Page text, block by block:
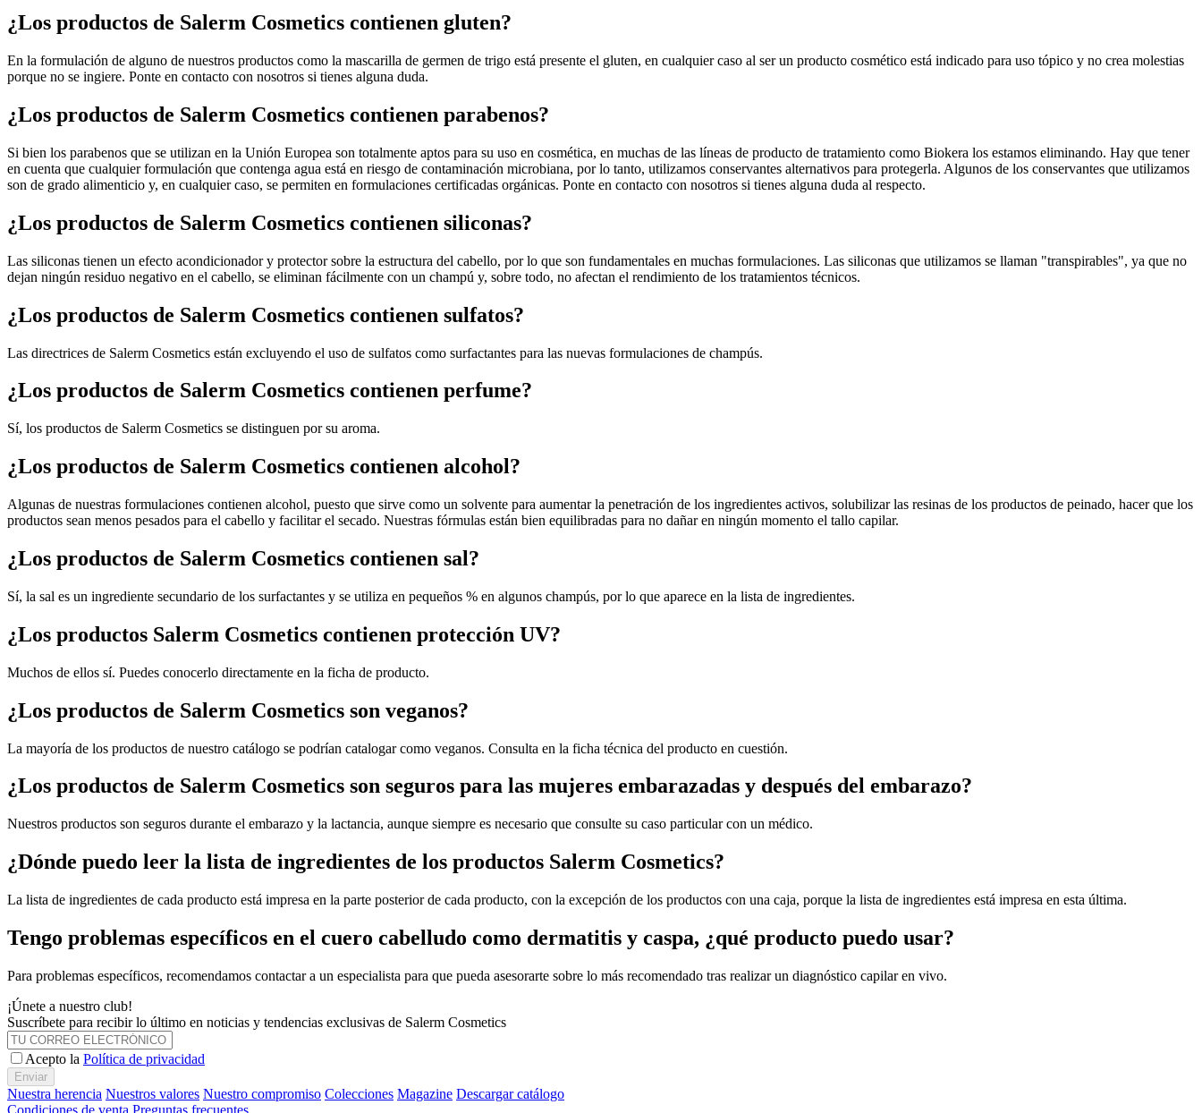
¿Los productos de Salerm Cosmetics contienen gluten?
En la formulación de alguno de nuestros productos como la mascarilla de germen de trigo está presente el gluten, en cualquier caso al ser un producto cosmético está indicado para uso tópico y no crea molestias
porque no se ingiere. Ponte en contacto con nosotros si tienes alguna duda.
¿Los productos de Salerm Cosmetics contienen parabenos?
Si bien los parabenos que se utilizan en la Unión Europea son totalmente aptos para su uso en cosmética, en muchas de las líneas de producto de tratamiento como Biokera los estamos eliminando. Hay que tener
en cuenta que cualquier formulación que contenga agua está en riesgo de contaminación microbiana, por lo tanto, utilizamos conservantes alternativos para protegerla. Algunos de los conservantes que utilizamos
son de grado alimenticio y, en cualquier caso, se permiten en formulaciones certificadas orgánicas. Ponte en contacto con nosotros si tienes alguna duda al respecto.
¿Los productos de Salerm Cosmetics contienen siliconas?
Las siliconas tienen un efecto acondicionador y protector sobre la estructura del cabello, por lo que son fundamentales en muchas formulaciones. Las siliconas que utilizamos se llaman "transpirables", ya que no
dejan ningún residuo negativo en el cabello, se eliminan fácilmente con un champú y, sobre todo, no afectan el rendimiento de los tratamientos técnicos.
¿Los productos de Salerm Cosmetics contienen sulfatos?
Las directrices de Salerm Cosmetics están excluyendo el uso de sulfatos como surfactantes para las nuevas formulaciones de champús.
¿Los productos de Salerm Cosmetics contienen perfume?
Sí, los productos de Salerm Cosmetics se distinguen por su aroma.
¿Los productos de Salerm Cosmetics contienen alcohol?
Algunas de nuestras formulaciones contienen alcohol, puesto que sirve como un solvente para aumentar la penetración de los ingredientes activos, solubilizar las resinas de los productos de peinado, hacer que los
productos sean menos pesados para el cabello y facilitar el secado. Nuestras fórmulas están bien equilibradas para no dañar en ningún momento el tallo capilar.
¿Los productos de Salerm Cosmetics contienen sal?
Sí, la sal es un ingrediente secundario de los surfactantes y se utiliza en pequeños % en algunos champús, por lo que aparece en la lista de ingredientes.
¿Los productos Salerm Cosmetics contienen protección UV?
Muchos de ellos sí. Puedes conocerlo directamente en la ficha de producto.
¿Los productos de Salerm Cosmetics son veganos?
La mayoría de los productos de nuestro catálogo se podrían catalogar como veganos. Consulta en la ficha técnica del producto en cuestión.
¿Los productos de Salerm Cosmetics son seguros para las mujeres embarazadas y después del embarazo?
Nuestros productos son seguros durante el embarazo y la lactancia, aunque siempre es necesario que consulte su caso particular con un médico.
¿Dónde puedo leer la lista de ingredientes de los productos Salerm Cosmetics?
La lista de ingredientes de cada producto está impresa en la parte posterior de cada producto, con la excepción de los productos con una caja, porque la lista de ingredientes está impresa en esta última.
Tengo problemas específicos en el cuero cabelludo como dermatitis y caspa, ¿qué producto puedo usar?
Para problemas específicos, recomendamos contactar a un especialista para que pueda asesorarte sobre lo más recomendado tras realizar un diagnóstico capilar en vivo.
¡Únete a nuestro club!
Suscríbete para recibir lo último en noticias y tendencias exclusivas de Salerm Cosmetics
Acepto la Política de privacidad
Enviar
Nuestra herencia Nuestros valores Nuestro compromiso Colecciones Magazine Descargar catálogo
Condiciones de venta Preguntas frecuentes